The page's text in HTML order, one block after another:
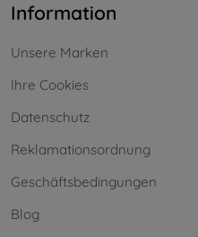
Information
Unsere Marken
Ihre Cookies
Datenschutz
Reklamationsordnung
Geschäftsbedingungen
Blog